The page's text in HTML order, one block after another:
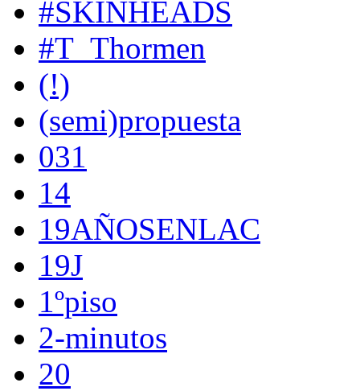
#SKINHEADS
#T_Thormen
(!)
(semi)propuesta
031
14
19AÑOSENLAC
19J
1ºpiso
2-minutos
20